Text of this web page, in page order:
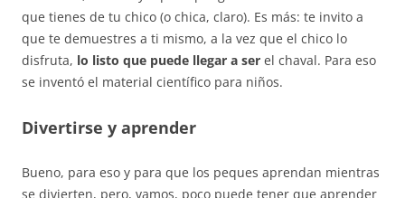
que tienes de tu chico (o chica, claro). Es más: te invito a
que te demuestres a ti mismo, a la vez que el chico lo
disfruta, lo listo que puede llegar a ser el chaval. Para eso
se inventó el material científico para niños.
Divertirse y aprender
Bueno, para eso y para que los peques aprendan mientras
se divierten, pero, vamos, poco puede tener que aprender